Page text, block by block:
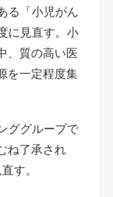
る「小児がん
に見直す。小
、質の高い医
を一定程度集
ググループで
ね了承され
す。